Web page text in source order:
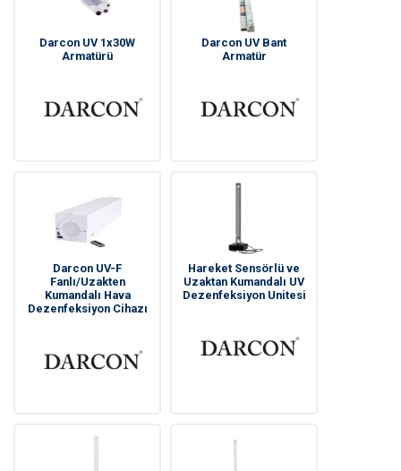
Darcon UV 1x30W
Armatürü
Darcon UV Bant
Armatür
Darcon UV-F
Fanlı/Uzakten
Kumandalı Hava
Dezenfeksiyon Cihazı
Hareket Sensörlü ve
Uzaktan Kumandalı UV
Dezenfeksiyon Unitesi